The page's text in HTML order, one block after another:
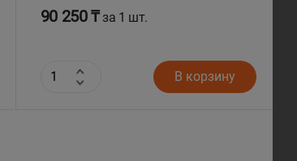
90 250 ₸за 1 шт.
В корзину